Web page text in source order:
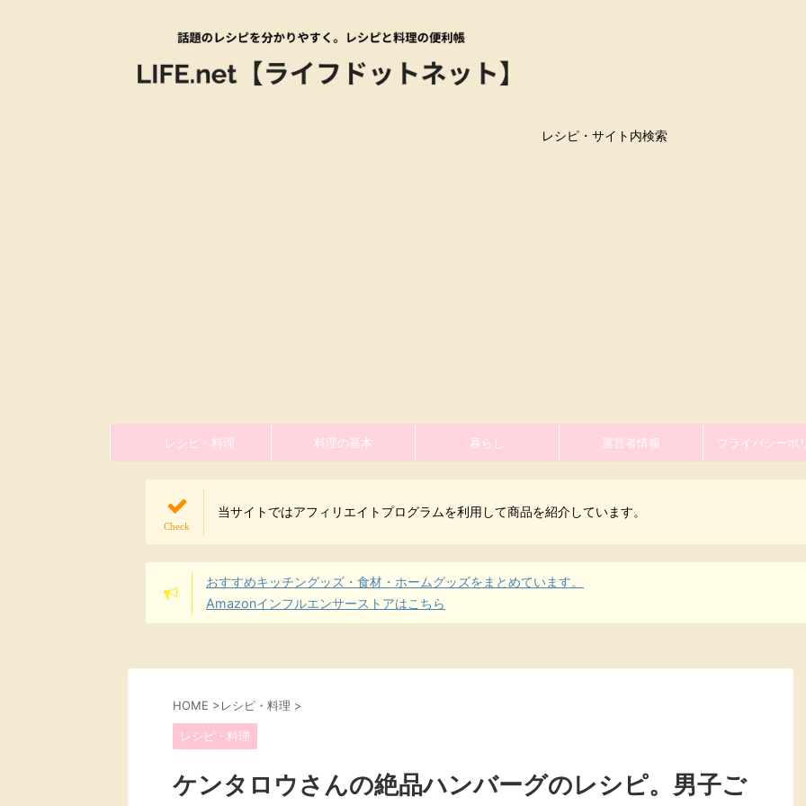
レシピ・サイト内検索
レシピ・料理 料理の基本 暮らし 運営者情報 プライバシーポ
当サイトではアフィリエイトプログラムを利用して商品を紹介しています。
おすすめキッチングッズ・食材・ホームグッズをまとめています。
Amazonインフルエンサーストアはこちら
HOME >レシピ・料理 >
レシピ・料理
ケンタロウさんの絶品ハンバーグのレシピ。男子ご